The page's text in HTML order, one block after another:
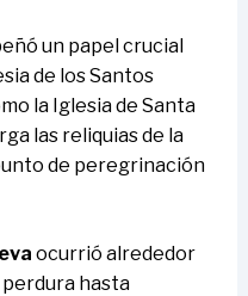
un papel crucial
de los Santos
la Iglesia de Santa
las reliquias de la
de peregrinación
ocurrió alrededor
hasta